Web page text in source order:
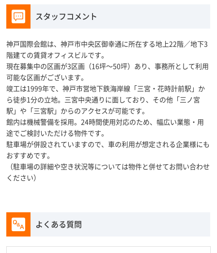
スタッフコメント
神戸国際会館は、神戸市中央区御幸通に所在する地上22階／地下3
階建ての賃貸オフィスビルです。
現在募集中の区画が3区画（16坪～50坪）あり、事務所として利用
可能な区画がございます。
竣工は1999年で、神戸市営地下鉄海岸線「三宮・花時計前駅」か
ら徒歩1分の立地。三宮中央通りに面しており、その他「三ノ宮
駅」や「三宮駅」からのアクセスが可能です。
館内は機械警備を採用。24時間使用対応のため、幅広い業態・用
途でご検討いただける物件です。
駐車場が併設されていますので、車の利用が想定される企業様にも
おすすめです。
（駐車場の詳細や空き状況等については物件と併せてお問い合わせ
ください）
よくある質問